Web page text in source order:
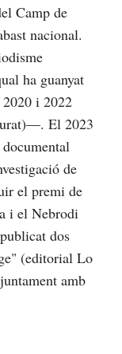
Camp de
nacional.
ha guanyat
i 2022
El 2023
de
el premi de
i el Nebrodi
dos
(editorial Lo
amb